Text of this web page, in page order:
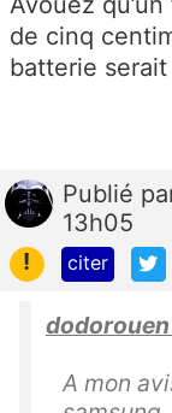
de cinq
batterie
Publié
13h05
!
citer
A mon